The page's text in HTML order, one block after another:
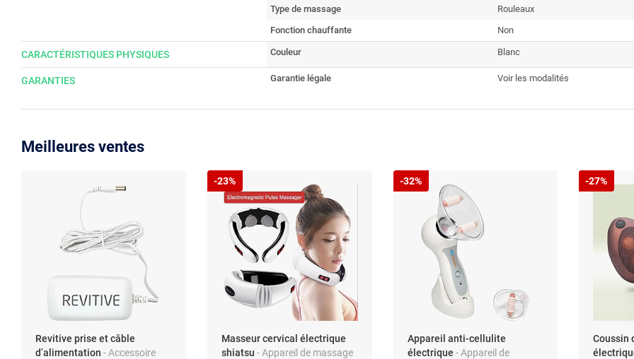
Type de massage
Rouleaux
Fonction chauffante
Non
CARACTÉRISTIQUES PHYSIQUES Couleur Blanc
GARANTIES Garantie légale Voir les modalités
Meilleures ventes
Revitive prise et câble
d’alimentation - Accessoire
Masseur cervical électrique
shiatsu - Appareil de massage
-23%
Appareil anti-cellulite
électrique - Appareil de
-32%
Coussin
-27%